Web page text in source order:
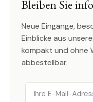
Bleiben Sie
Neue Eingänge,
Einblicke aus
kompakt und ohne
abbestellbar.
Email